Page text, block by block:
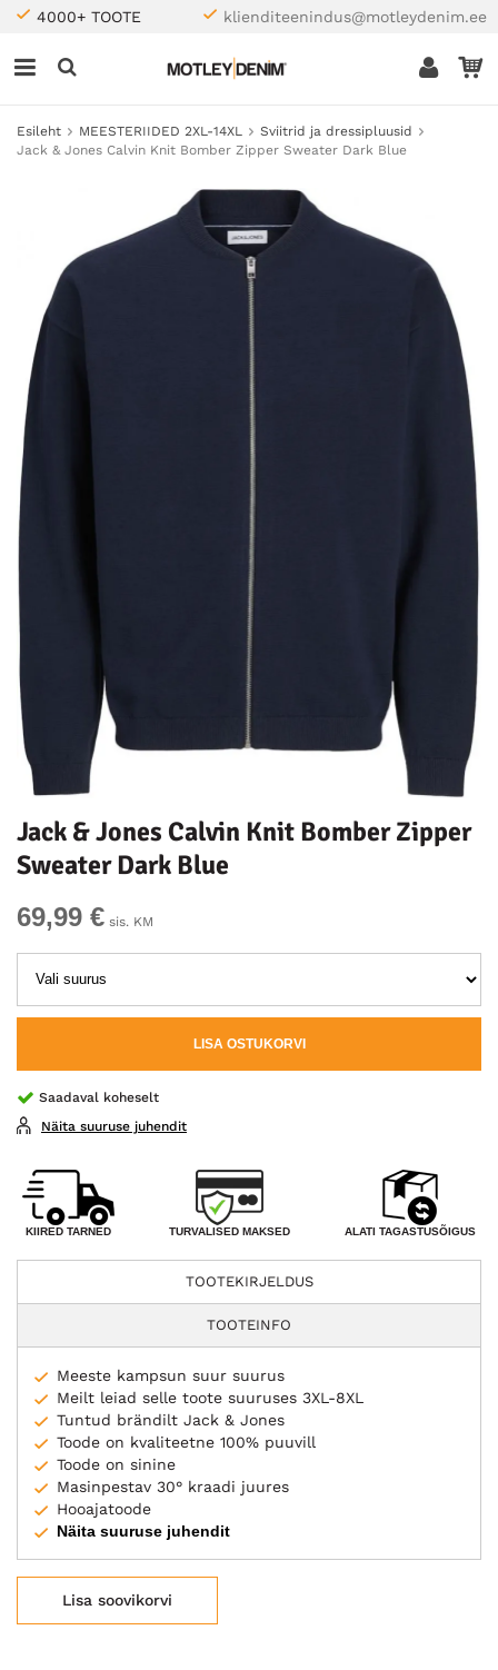
4000+ TOOTE klienditeenindus@motleydenim.ee
Esileht MEESTERIIDED 2XL-14XL
Sviitrid ja dressipluusid
Jack & Jones Calvin Knit Bomber Zipper Sweater Dark Blue
Jack & Jones Calvin Knit Bomber Zipper
Sweater Dark Blue
69,99 € sis. KM
LISA OSTUKORVI
Saadaval koheselt
Näita suuruse juhendit
KIIRED TARNED TURVALISED MAKSED ALATI TAGASTUSÕIGUS
TOOTEKIRJELDUS
TOOTEINFO
Meeste kampsun suur suurus
Meilt leiad selle toote suuruses 3XL-8XL
Tuntud brändilt Jack & Jones
Toode on kvaliteetne 100% puuvill
Toode on sinine
Masinpestav 30° kraadi juures
Hooajatoode
Näita suuruse juhendit
Lisa soovikorvi